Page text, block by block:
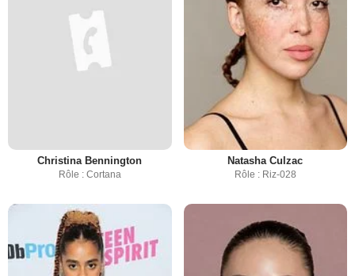
Christina Bennington
Rôle : Cortana
Natasha Culzac
Rôle : Riz-028